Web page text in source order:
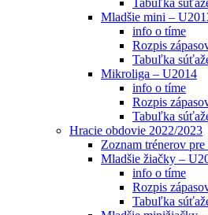
Mladšie mini –
info o tíme
Rozpis
Tabuľka
Mikroliga – U2014
info o tíme
Rozpis
Tabuľka
Hracie obdovie 2022/2023
Zoznam trénerov
Mladšie žiačky –
info o tíme
Rozpis
Tabuľka